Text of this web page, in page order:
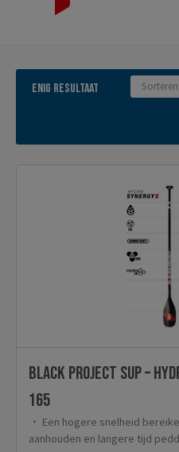
Enig resultaat
Black Project SUP –
165
Een hogere snelheid
aanhouden en langere tijd